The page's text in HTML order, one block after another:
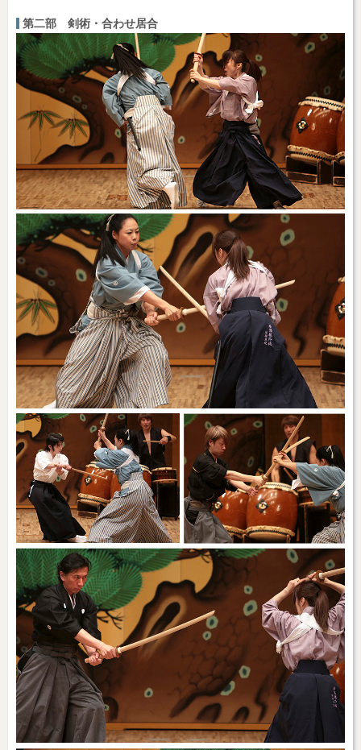
第二部 剣術・合わせ居合